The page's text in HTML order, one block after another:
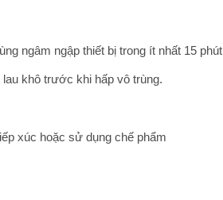
ngâm ngập thiết bị trong ít nhất 15 phút
khô trước khi hấp vô trùng.
xúc hoặc sử dụng chế phẩm